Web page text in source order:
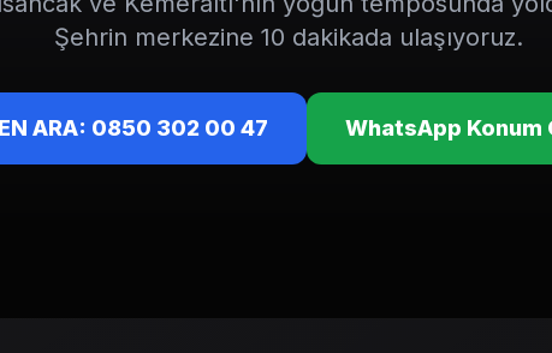
Şehrin merkezine 10 dakikada ulaşıyoruz.
ARA: 0850 302 00 47 WhatsApp Konum